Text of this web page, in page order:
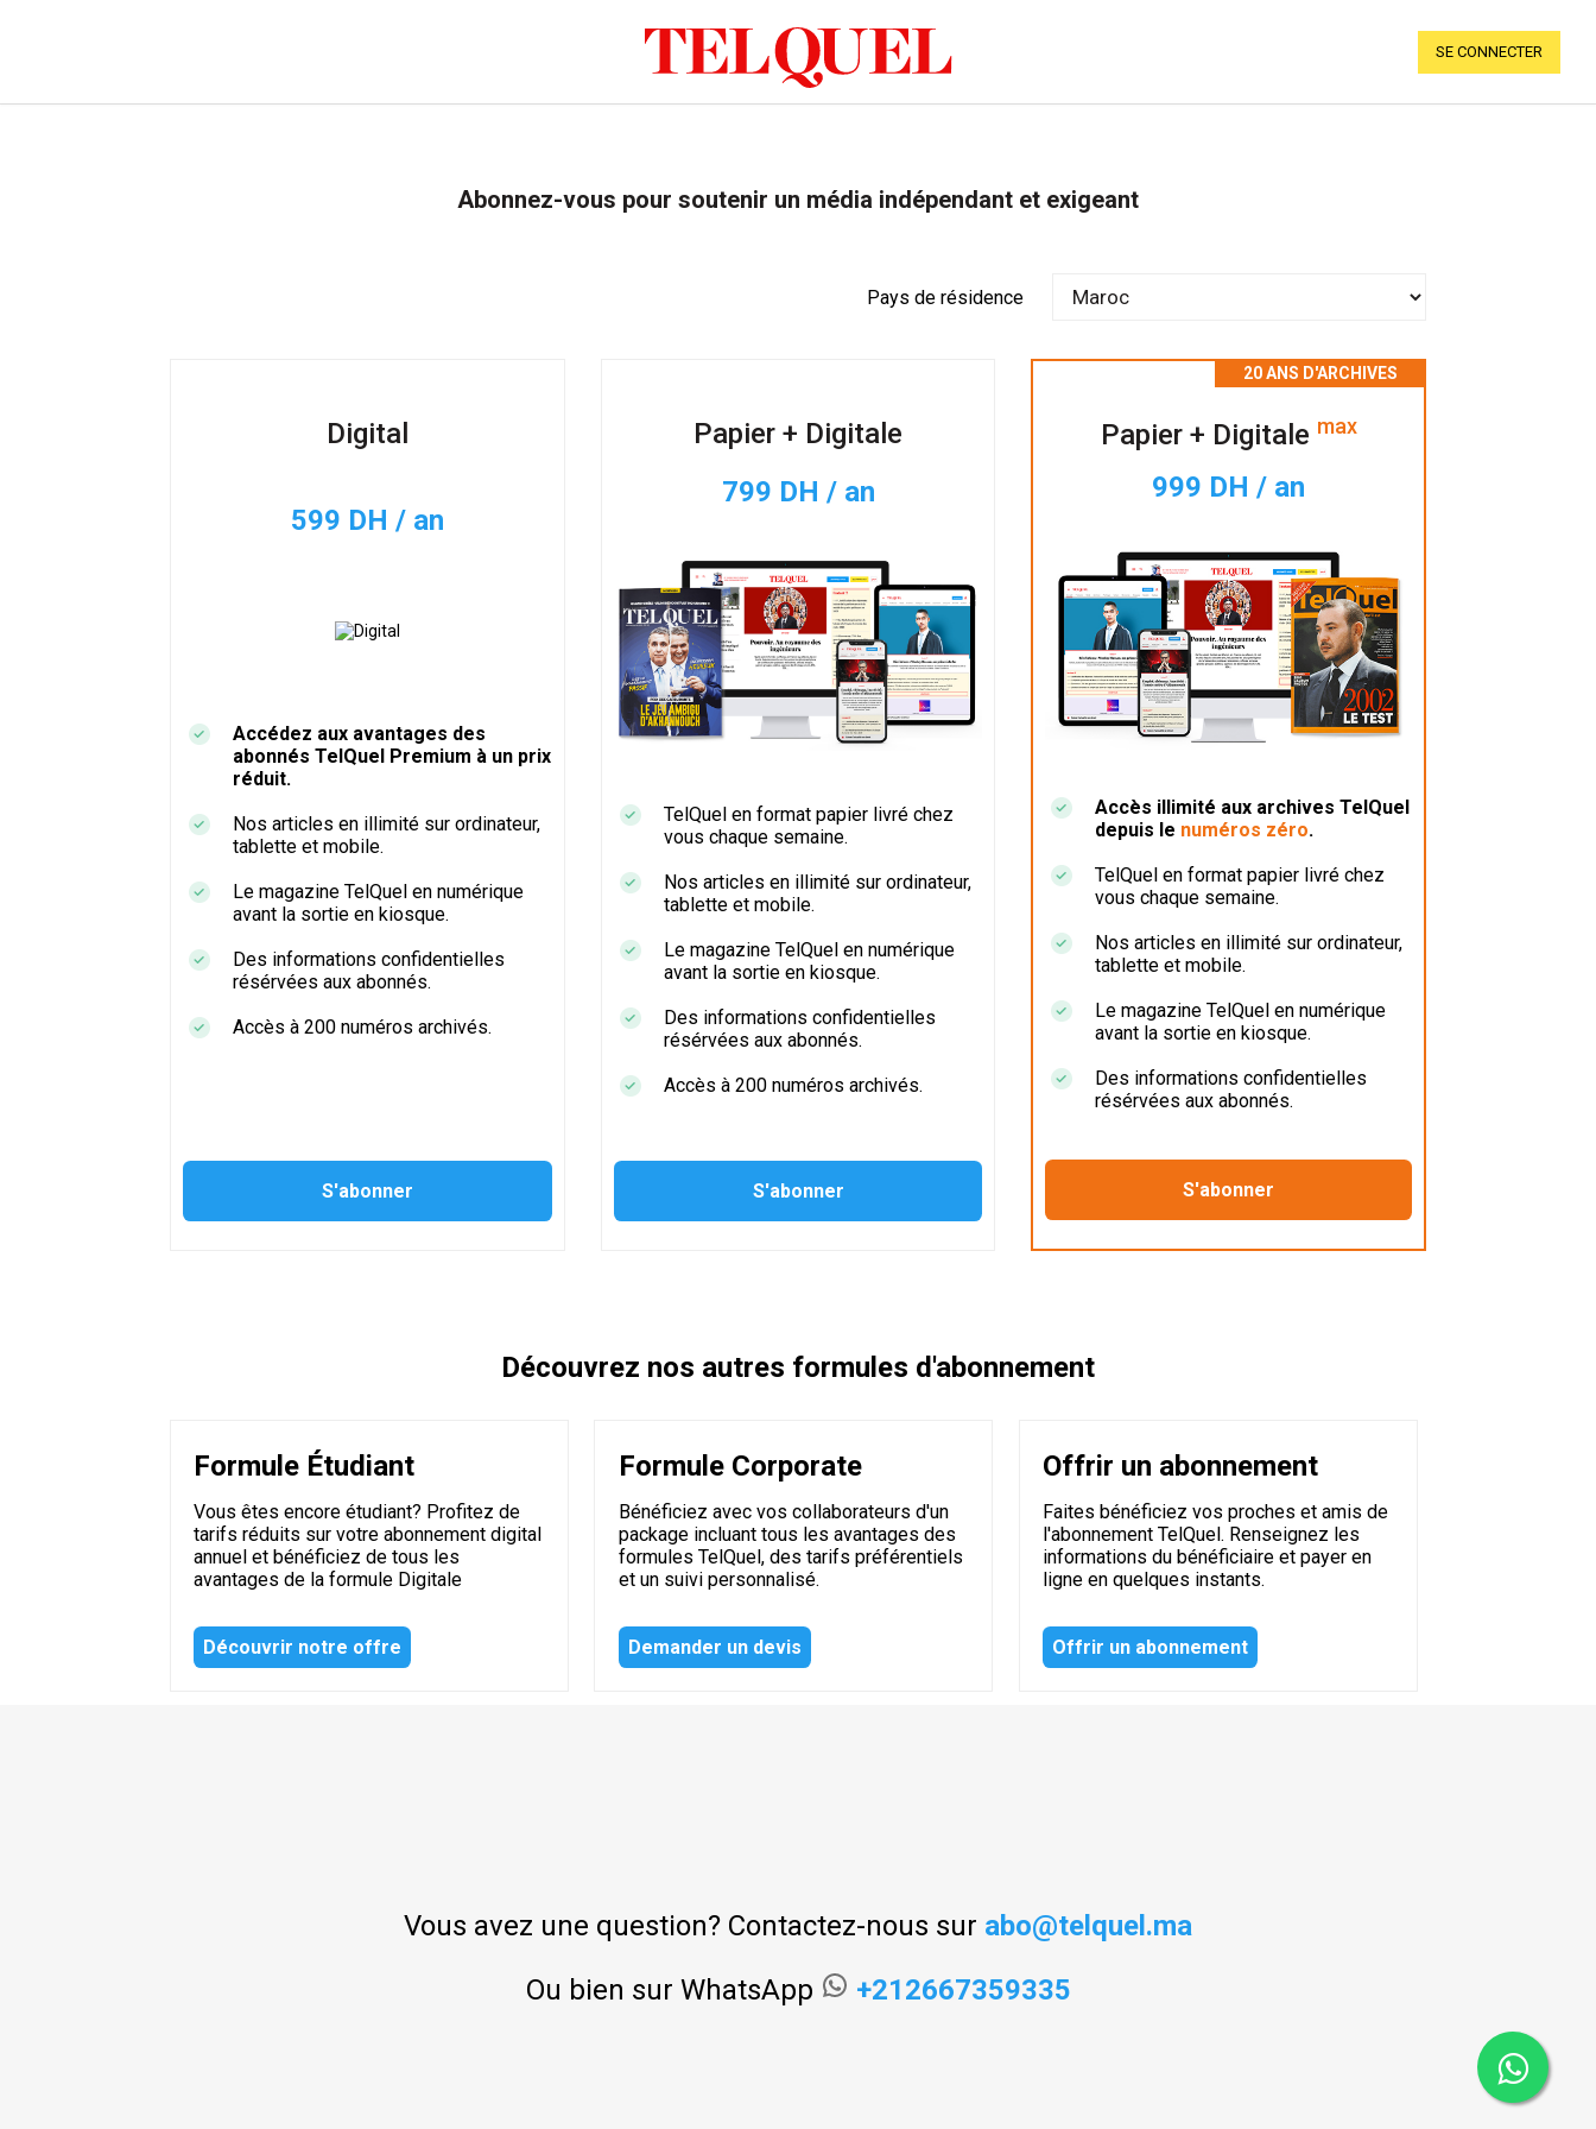
SE CONNECTER
Abonnez-vous pour soutenir un média indépendant et exigeant
Pays de résidence
Digital
599 DH / an
Accédez aux avantages des
abonnés TelQuel Premium à un prix
réduit.
Nos articles en illimité sur ordinateur,
tablette et mobile.
Le magazine TelQuel en numérique
avant la sortie en kiosque.
Des informations confidentielles
résérvées aux abonnés.
Accès à 200 numéros archivés.
Papier + Digitale
799 DH / an
TelQuel en format papier livré chez
vous chaque semaine.
Nos articles en illimité sur ordinateur,
tablette et mobile.
Le magazine TelQuel en numérique
avant la sortie en kiosque.
Des informations confidentielles
résérvées aux abonnés.
Accès à 200 numéros archivés.
Papier + Digitale max
999 DH / an
Accès illimité aux archives TelQuel
depuis le numéros zéro.
TelQuel en format papier livré chez
vous chaque semaine.
Nos articles en illimité sur ordinateur,
tablette et mobile.
Le magazine TelQuel en numérique
avant la sortie en kiosque.
Des informations confidentielles
résérvées aux abonnés.
Découvrez nos autres formules d'abonnement
Formule Étudiant
Vous êtes encore étudiant? Profitez de
tarifs réduits sur votre abonnement digital
annuel et bénéficiez de tous les
avantages de la formule Digitale
Découvrir notre offre
Formule Corporate
Bénéficiez avec vos collaborateurs d'un
package incluant tous les avantages des
formules TelQuel, des tarifs préférentiels
et un suivi personnalisé.
Demander un devis
Offrir un abonnement
Faites bénéficiez vos proches et amis de
l'abonnement TelQuel. Renseignez les
informations du bénéficiaire et payer en
ligne en quelques instants.
Offrir un abonnement
Vous avez une question? Contactez-nous sur abo@telquel.ma
Ou bien sur WhatsApp
+212667359335